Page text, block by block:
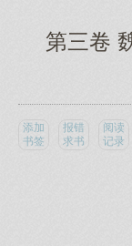
第三卷
添加
书签
报错
求书
阅读
记录